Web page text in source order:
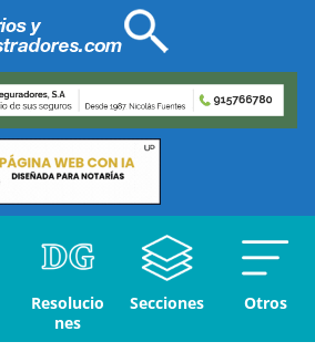
Resolucio
nes
Secciones Otros